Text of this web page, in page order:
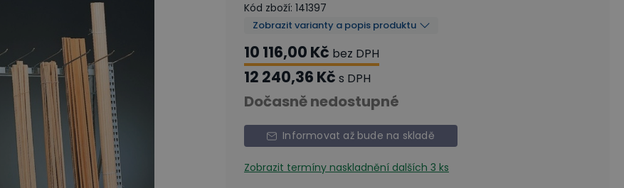
Kód zboží: 141397
Zobrazit varianty a popis produktu
10 116,00 Kč bez DPH
12 240,36 Kč s DPH
Dočasně nedostupné
Informovat až bude na skladě
Zobrazit termíny naskladnění dalších 3 ks